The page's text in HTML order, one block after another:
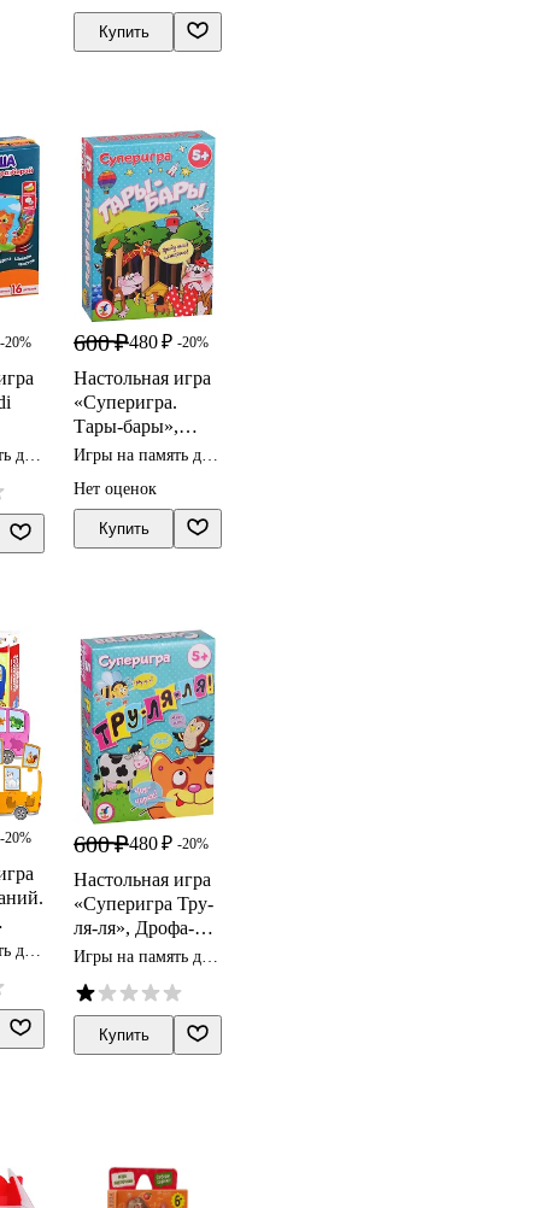
Купить
-20%
для
600 ₽480 ₽ -20%
Настольная игра
«Суперигра.
Тары-бары»,
Дрофа-Медиа
Игры на память для
Нет оценок
Купить
-20%
для
600 ₽480 ₽ -20%
Настольная игра
«Суперигра Тру-
ля-ля», Дрофа-
Медиа
Игры на память для
Купить